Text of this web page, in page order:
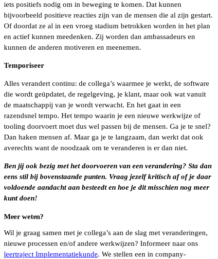
iets positiefs nodig om in beweging te komen. Dat kunnen
bijvoorbeeld positieve reacties zijn van de mensen die al zijn gestart.
Of doordat ze al in een vroeg stadium betrokken worden in het plan
en actief kunnen meedenken. Zij worden dan ambassadeurs en
kunnen de anderen motiveren en meenemen.
Temporiseer
Alles verandert continu: de collega’s waarmee je werkt, de software
die wordt geüpdatet, de regelgeving, je klant, maar ook wat vanuit
de maatschappij van je wordt verwacht. En het gaat in een
razendsnel tempo. Het tempo waarin je een nieuwe werkwijze of
tooling doorvoert moet dus wel passen bij de mensen. Ga je te snel?
Dan haken mensen af. Maar ga je te langzaam, dan werkt dat ook
averechts want de noodzaak om te veranderen is er dan niet.
Ben jij ook bezig met het doorvoeren van een verandering? Sta dan
eens stil bij bovenstaande punten. Vraag jezelf kritisch af of je daar
voldoende aandacht aan besteedt en hoe je dit misschien nog meer
kunt doen!
Meer weten?
Wil je graag samen met je collega’s aan de slag met veranderingen,
nieuwe processen en/of andere werkwijzen? Informeer naar ons
leertraject Implementatiekunde. We stellen een in company-